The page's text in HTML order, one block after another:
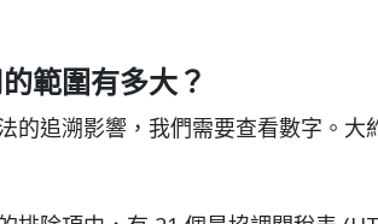
範圍有多大？
的追溯影響，我們需要查看數字。